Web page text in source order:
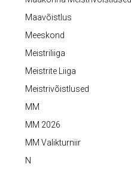
Maavõistlus
Meeskond
Meistriliiga
Meistrite Liiga
Meistrivõistlused
MM
MM 2026
MM Valikturniir
N